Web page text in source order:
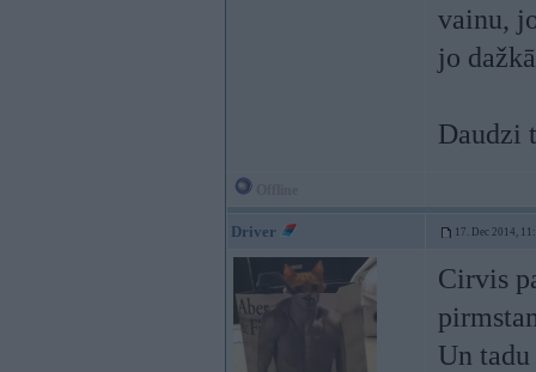
vainu,
jo
Daudzi
Driver 17. Dec 2014,
Cirvis
Un